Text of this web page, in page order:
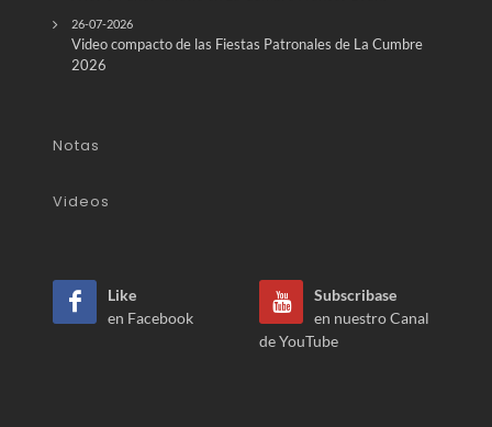
26-07-2026
Video compacto de las Fiestas Patronales de La Cumbre
2026
Notas
Videos
Like
en Facebook
Subscribase
en nuestro Canal
de YouTube